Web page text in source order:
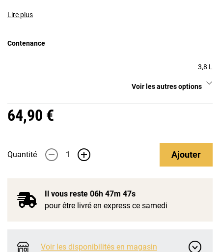
Lire plus
Contenance
3,8 L
Voir les autres options
64,90 €
Quantité - + Ajouter
Il vous reste 06h 47m 47s
pour être livré en express ce samedi
Voir les disponibilités en magasin